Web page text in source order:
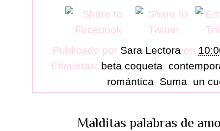
Publicado por Sara Lectora en
Etiquetas: beta coqueta,
romántica, Suma, un
Malditas palabras de